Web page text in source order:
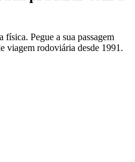
Pegue a sua passagem
viagem rodoviária desde 1991.